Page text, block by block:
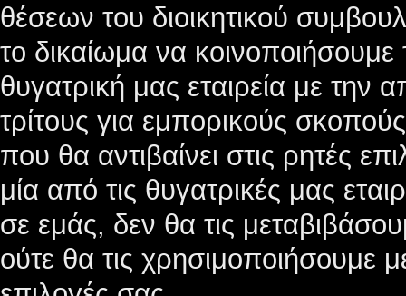
θέσεων του διοικητικού
το δικαίωμα να
θυγατρική μας εταιρεία με την
τρίτους για εμπορικούς
που θα αντιβαίνει στις ρητές
μία από τις θυγατρικές μας
σε εμάς, δεν θα τις
ούτε θα τις χρησιμοποιήσουμε